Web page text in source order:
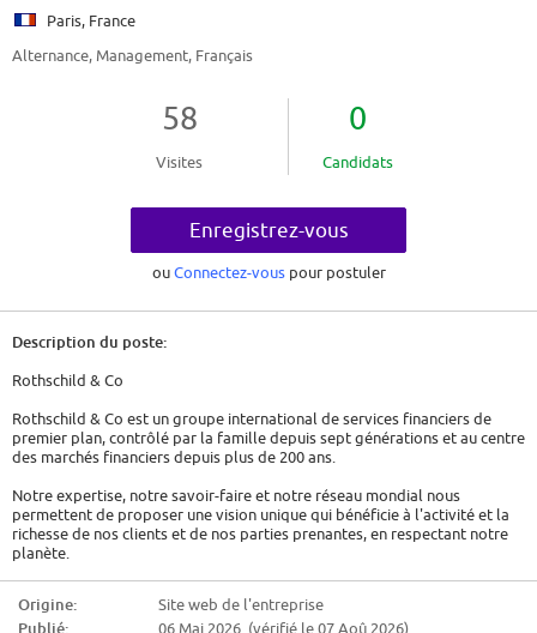
Paris, France
Alternance, Management, Français
58
Visites
0
Candidats
Enregistrez-vous
ouConnectez-vous pour postuler
Description du poste:
Rothschild & Co
Rothschild & Co est un groupe international de services financiers de
premier plan, contrôlé par la famille depuis sept générations et au centre
des marchés financiers depuis plus de 200 ans.
Notre expertise, notre savoir-faire et notre réseau mondial nous
permettent de proposer une vision unique qui bénéficie à l'activité et la
richesse de nos clients et de nos parties prenantes, en respectant notre
planète.
terrain dans plus de 40 pays, apportent une vision internationale unique à
Origine:
Site web de l'entreprise
Publié:
06 Mai 2026 (vérifié le 07 Aoû 2026)